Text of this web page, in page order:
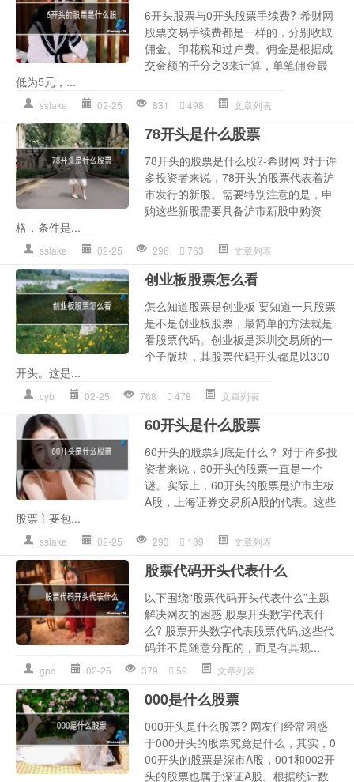
6开头股票与0开头股票手续费?-希财网
股票交易手续费都是一样的，分别收取
佣金、印花税和过户费。佣金是根据成
交金额的千分之3来计算，单笔佣金最
低为5元，...
sslake 02-25 831 498 文章列表
78开头是什么股票
78开头的股票是什么股?-希财网 对于许
多投资者来说，78开头的股票代表着沪
市发行的新股。需要特别注意的是，申
购这些新股需要具备沪市新股申购资
格，条件是...
sslake 02-25 296 763 文章列表
创业板股票怎么看
怎么知道股票是创业板 要知道一只股票
是不是创业板股票，最简单的方法就是
看股票代码。创业板是深圳交易所的一
个子版块，其股票代码开头都是以300
开头。这是...
cyb 02-25 768 478 文章列表
60开头是什么股票
60开头的股票到底是什么？ 对于许多投
资者来说，60开头的股票一直是一个
谜。实际上，60开头的股票是沪市主板
A股，上海证券交易所A股的代表。这些
股票主要包...
sslake 02-25 293 189 文章列表
股票代码开头代表什么
以下围绕“股票代码开头代表什么”主题
解决网友的困惑 股票开头数字代表什
么? 股票开头数字代表股票代码,这些代
码并不是随意分配的，而是有其规...
gpd 02-25 379 59 文章列表
000是什么股票
000开头是什么股票? 网友们经常困惑
于000开头的股票究竟是什么，其实，0
00开头的股票是深市A股，001和002开
头的股票也属于深证A股。根据统计数